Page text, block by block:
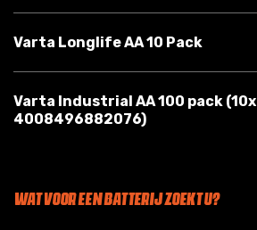
Varta Longlife AA 10 Pack
Varta Industrial AA 100 pack (10x
4008496882076)
WAT VOOR EEN BATTERIJ ZOEKT U?